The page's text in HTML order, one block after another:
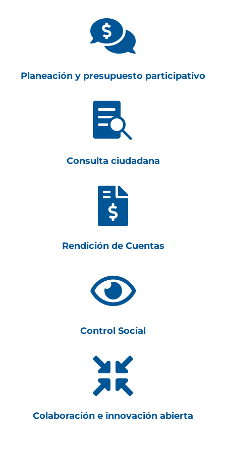

Planeación y presupuesto participativo

Consulta ciudadana

Rendición de Cuentas

Control Social

Colaboración e innovación abierta